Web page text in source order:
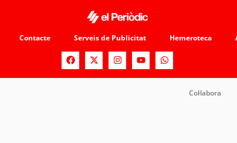
Contacte Serveis de Publicitat Hemeroteca
Col·labora